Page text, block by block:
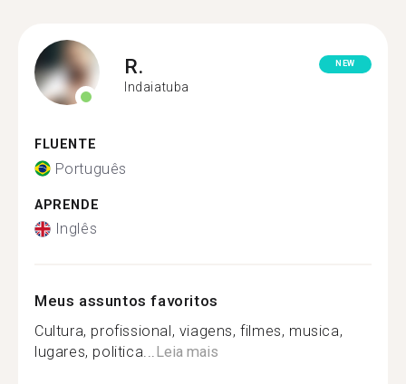
R.
Indaiatuba
NEW
FLUENTE
Português
APRENDE
Inglês
Meus assuntos favoritos
Cultura, profissional, viagens, filmes, musica,
lugares, politica...Leia mais